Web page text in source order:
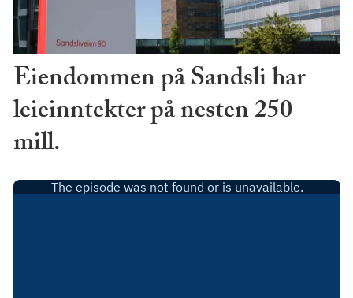
Eiendommen på Sandsli har
leieinntekter på nesten 250
mill.